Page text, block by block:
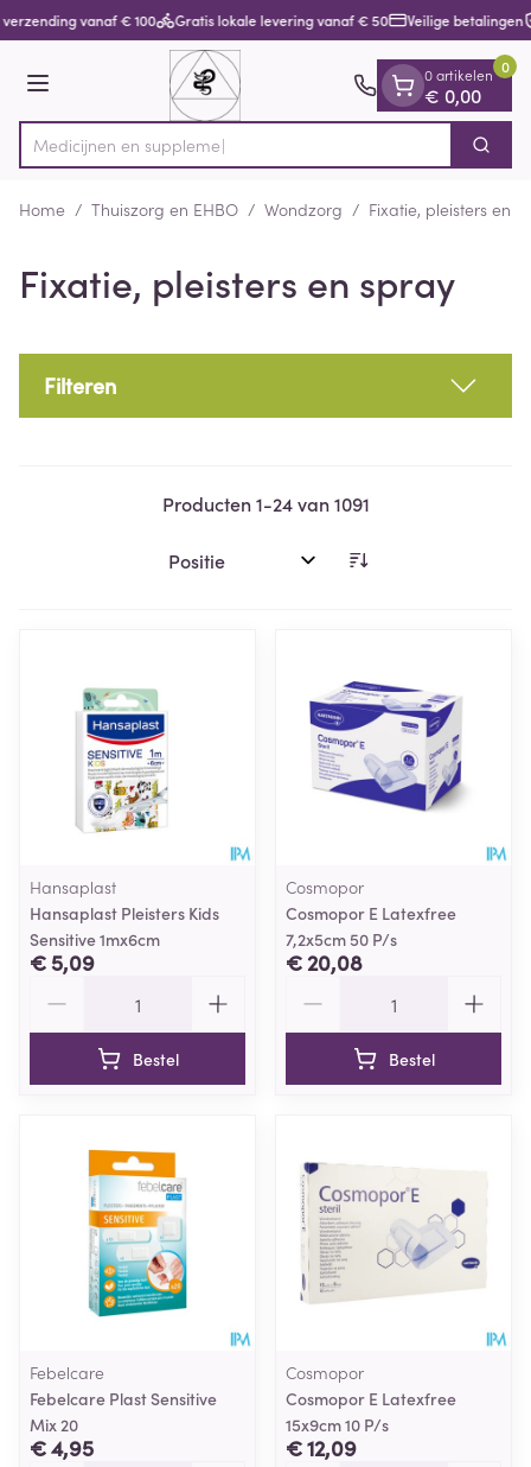
Ga naar de inhoud
1 van 1vanaf € 100 Gratis lokale levering vanaf € 50 Veilige betalingen
Menu
Product, merk, categorie...
Me Zoek
0 artikelen
€ 0,00
0
Home / Thuiszorg en EHBO / Wondzorg / Fixatie, pleisters en
Fixatie, pleisters en spray
Filteren
Producten1-24van1091
Sorteer op:
Hansaplast
Hansaplast Pleisters Kids
Sensitive 1mx6cm
€ 5,09
Bestel
Cosmopor
Cosmopor E Latexfree
7,2x5cm 50 P/s
€ 20,08
Bestel
Febelcare
Febelcare Plast Sensitive
Mix 20
€ 4,95
Cosmopor
Cosmopor E Latexfree
15x9cm 10 P/s
€ 12,09